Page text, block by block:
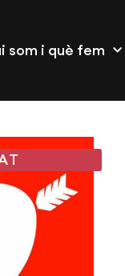
som i què fem